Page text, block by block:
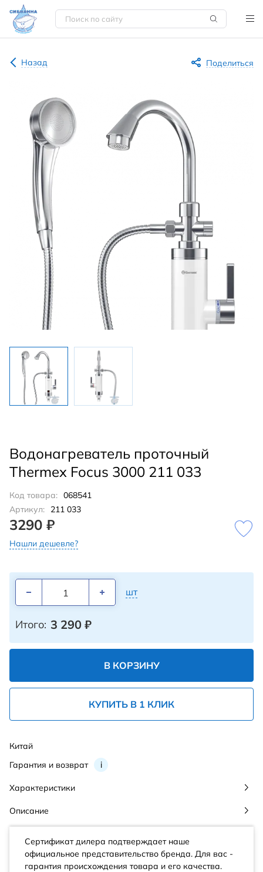
Назад Поделиться
Водонагреватель проточный
Thermex Focus 3000 211 033
Код товара: 068541
Артикул:
211 033
3290 ₽
Нашли дешевле?
шт
Итого: 3 290 ₽
В КОРЗИНУ
КУПИТЬ В 1 КЛИК
Гарантия и возврат i
Китай
Характеристики
Описание
Сертификат дилера подтверждает наше
официальное представительство бренда. Для вас -
гарантия происхождения товара и его качества.